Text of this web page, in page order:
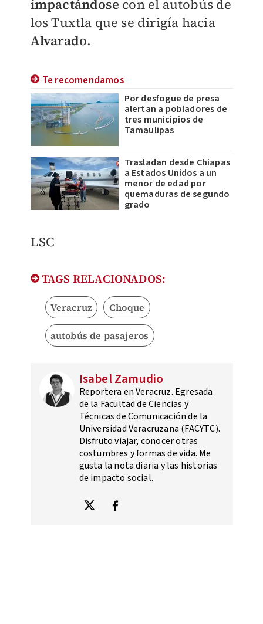
impactándose con el autobús de
los Tuxtla que se dirigía hacia
Alvarado.
Te recomendamos
Por desfogue de presa
alertan a pobladores de
tres municipios de
Tamaulipas
Trasladan desde Chiapas
a Estados Unidos a un
menor de edad por
quemaduras de segundo
grado
LSC
TAGS RELACIONADOS:
Veracruz Choque
autobús de pasajeros
Isabel Zamudio
Reportera en Veracruz. Egresada
de la Facultad de Ciencias y
Técnicas de Comunicación de la
Universidad Veracruzana (FACYTC).
Disfruto viajar, conocer otras
costumbres y formas de vida. Me
gusta la nota diaria y las historias
de impacto social.